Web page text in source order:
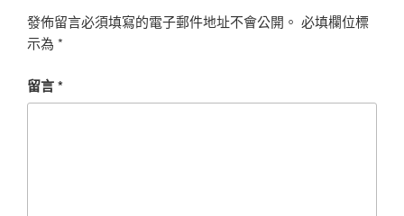
發佈留言必須填寫的電子郵件地址不會公開。 必填欄位標
示為 *
留言*